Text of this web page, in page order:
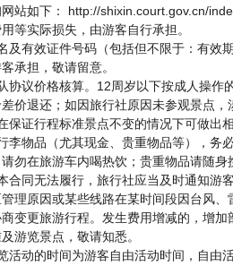
站如下： http://shixin.court.gov.cn/
等实际损失，由游客自行承担。
及有效证件号码（包括但不限于：有效
承担，敬请留意。
协议价格核算。12周岁以下按成人操
价退还；如因旅行社原因未参观景点
保证行程标准景点不变的情况下可做出
李物品（尤其现金、贵重物品等），
勿在旅游车内喝热饮；贵重物品请随身
合同无法履行，旅行社应当及时通知
理原因或某些线路在某时间段因台风
变更旅游行程。发生费用增减的，增
游览景点，敬请知悉。
活动的时间为游客自由活动时间，自由